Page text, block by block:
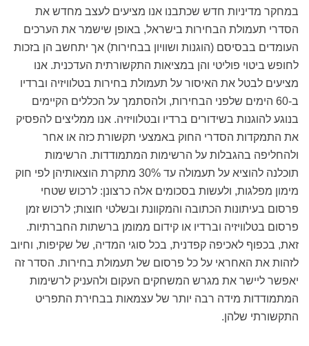
במחקר מדיניות חדש שכתבנו אנו מציעים לעצב מחדש את
הסדרי תעמולת הבחירות בישראל, באופן שישמר את הערכים
העומדים בבסיסם (הוגנות ושוויון בבחירות) אך יתחשב הן בזכות
לחופש ביטוי פוליטי והן במציאות התקשורתית העדכנית. אנו
מציעים לבטל את האיסור על תעמולת בחירות בטלוויזיה וברדיו
ב-60 הימים שלפני הבחירות, ולהסתמך על הכללים הקיימים
בנוגע להוגנות בשידורים ברדיו ובטלוויזיה. אנו ממליצים להפסיק
את התמקדות הסדרי החוק באמצעי תקשורת כזה או אחר
ולהחליפה בהגבלות על הרשימות המתמודדות. הרשימות
תוכלנה להוציא על תעמולה עד 30% מתקרת הוצאותיהן לפי חוק
מימון מפלגות, ולעשות בסכומים אלה כרצונן: לרכוש שטחי
פרסום בעיתונות הכתובה והמקוונת ובשלטי חוצות; לרכוש זמן
פרסום בטלוויזיה וברדיו או קידום ממומן ברשתות החברתיות.
זאת, בכפוף לאכיפה קפדנית, בכל סוגי המדיה, של שקיפות, וחיוב
לזהות את האחראי על כל פרסום של תעמולת בחירות. הסדר זה
יאפשר ליישר את מגרש המשחקים העקום ולהעניק לרשימות
המתמודדות מידה רבה יותר של עצמאות בבחירת התפריט
התקשורתי שלהן.